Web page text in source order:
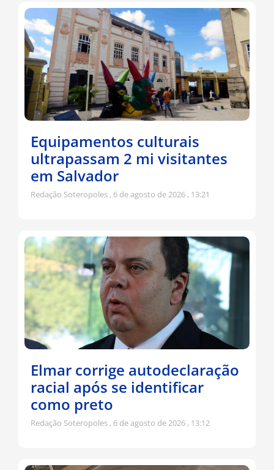
Equipamentos culturais
ultrapassam 2 mi visitantes
em Salvador
Redação Soteropoles 6 de agosto de 2026 13:21
Elmar corrige autodeclaração
racial após se identificar
como preto
Redação Soteropoles 6 de agosto de 2026 13:12